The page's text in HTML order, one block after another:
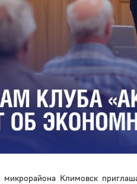
микрорайона Климовск